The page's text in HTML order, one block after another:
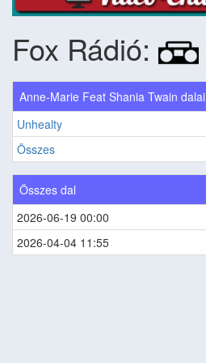
Fox Rádió:
Anne-Marie Feat Shania Twain dalai
Unhealty
Összes
Összes dal
2026-06-19 00:00
2026-04-04 11:55